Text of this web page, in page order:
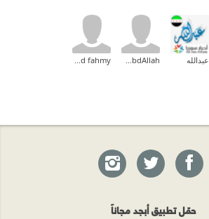
عبدالله
حمّل تطبيق أبجد مجاناً